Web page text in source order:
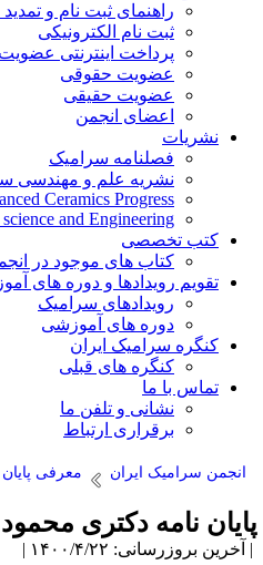
راهنمای ثبت نام و
ثبت نام الکترونیکی
پرداخت اینترنتی عضویت
عضویت حقوقی
عضویت حقیقی
اعضای انجمن
نشریات
فصلنامه سرامیک
نشریه علم و مهندسی
Ceramics Progress
science and Engineering
کتب تخصصی
کتاب های موجود در
تقویم رویدادها و دوره های
رویدادهای سرامیک
دوره های آموزشی
کنگره سرامیک ایران
کنگره های قبلی
تماس با ما
نشانی و تلفن ما
برقراری ارتباط
انجمن سرامیک ایران معرفی پایان
نامه دکتری
بروزرسانی: ۱۴۰۰/۴/۲۲ |